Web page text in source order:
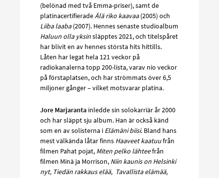
(belönad med två Emma-priser), samt de
platinacertifieradeÄlä riko kaavaa(2005) och
Liiba laaba(2007). Hennes senaste studioalbum
Haluun olla yksinsläpptes 2021, och titelspåret
har blivit en av hennes största hits hittills.
Låten har legat hela 121 veckor på
radiokanalerna topp 200-lista, varav nio veckor
på förstaplatsen, och har strömmats över 6,5
miljoner gånger – vilket motsvarar platina.
Jore Marjaranta inledde sin solokarriär år 2000
och har släppt sju album. Han är också känd
som en av solisterna i Elämäni biisi. Bland hans
mest välkända låtar finns Haaveet kaatuufrån
filmen Pahat pojat, Miten pelko lähteefrån
filmen Minä ja Morrison, Niin kaunis on Helsinki
nyt, Tiedän rakkaus elää, Tavallista elämää,